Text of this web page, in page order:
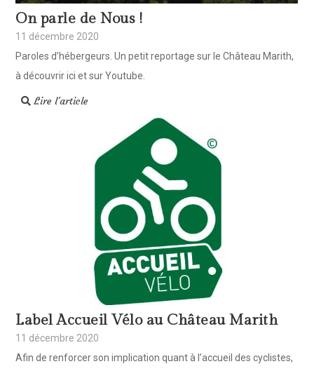
On parle de Nous !
11 décembre 2020
Paroles d’hébergeurs. Un petit reportage sur le Château Marith,
à découvrir ici et sur Youtube.
Lire l'article
Label Accueil Vélo au Château Marith
11 décembre 2020
Afin de renforcer son implication quant à l’accueil des cyclistes,